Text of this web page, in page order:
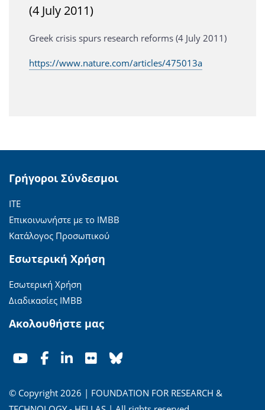
(4 July 2011)
Greek crisis spurs research reforms (4 July 2011)
https://www.nature.com/articles/475013a
Γρήγοροι Σύνδεσμοι
ΙΤΕ
Επικοινωνήστε με το ΙΜΒΒ
Κατάλογος Προσωπικού
Εσωτερική Χρήση
Εσωτερική Χρήση
Διαδικασίες ΙΜΒΒ
Ακολουθήστε μας
© Copyright 2026 | FOUNDATION FOR RESEARCH &